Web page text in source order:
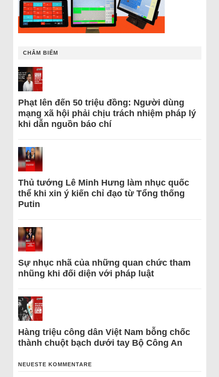
CHÂM BIẾM
Phạt lên đến 50 triệu đồng: Người dùng
mạng xã hội phải chịu trách nhiệm pháp lý
khi dẫn nguồn báo chí
Thủ tướng Lê Minh Hưng làm nhục quốc
thể khi xin ý kiến chỉ đạo từ Tổng thống
Putin
Sự nhục nhã của những quan chức tham
nhũng khi đối diện với pháp luật
Hàng triệu công dân Việt Nam bỗng chốc
thành chuột bạch dưới tay Bộ Công An
NEUESTE KOMMENTARE